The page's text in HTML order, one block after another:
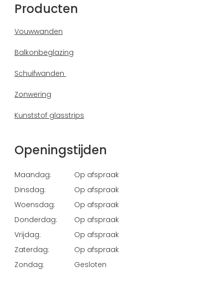
Producten
Vouwwanden
Balkonbeglazing
Schuifwanden
Zonwering
Kunststof glasstrips
Openingstijden
Maandag:
Op afspraak
Dinsdag:
Op afspraak
Woensdag:
Op afspraak
Donderdag:
Op afspraak
Vrijdag:
Op afspraak
Zaterdag:
Op afspraak
Zondag:
Gesloten